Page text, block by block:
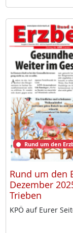
Rund um den
Rund um den
Dezember
Trieben
KPÖ auf Eu­rer